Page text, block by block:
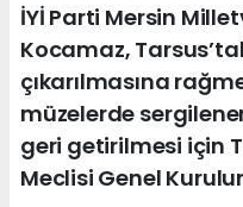
İYİ Parti Mersin
Kocamaz,
çıkarılmasına
müzelerde
geri getirilmesi için
Meclisi Genel